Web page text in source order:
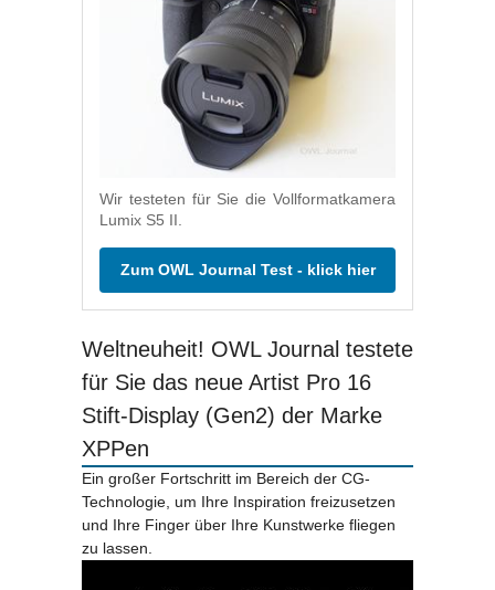
Wir testeten für Sie die Vollformatkamera
Lumix S5 II.
Zum OWL Journal Test - klick hier
Weltneuheit! OWL Journal testete
für Sie das neue Artist Pro 16
Stift-Display (Gen2) der Marke
XPPen
Ein großer Fortschritt im Bereich der CG-
Technologie, um Ihre Inspiration freizusetzen
und Ihre Finger über Ihre Kunstwerke fliegen
zu lassen.